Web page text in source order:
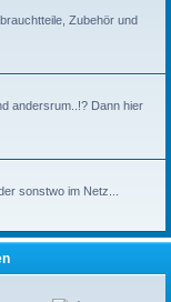
Zubehör und
andersrum..!? Dann hier
sonstwo im Netz...